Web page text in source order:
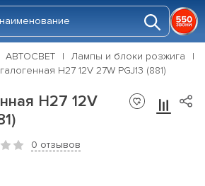
АВТОСВЕТ
Лампы и блоки розжига
H27 12V 27W PGJ13 (881)
H27 12V
0 отзывов